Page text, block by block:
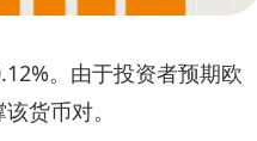
。由于投资者预期欧
货币对。